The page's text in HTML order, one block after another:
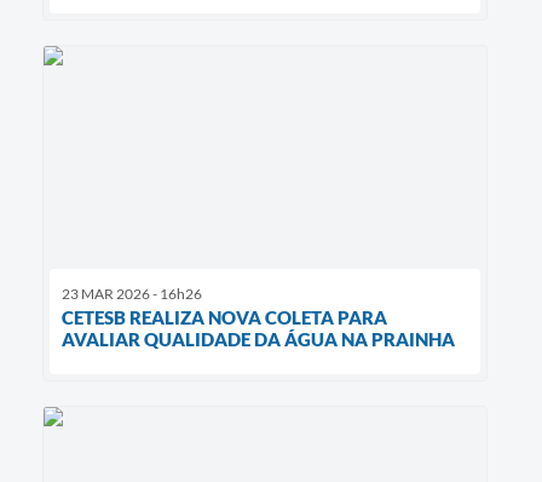
23 MAR 2026 - 16h26
CETESB REALIZA NOVA COLETA PARA
AVALIAR QUALIDADE DA ÁGUA NA PRAINHA